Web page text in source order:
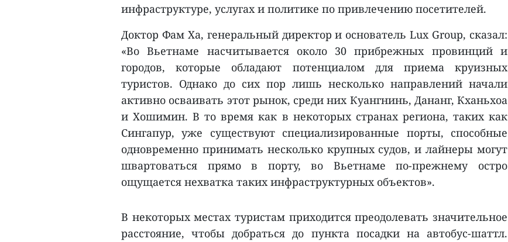
инфраструктуре, услугах и политике по привлечению посетителей.
Доктор Фам Ха, генеральный директор и основатель Lux Group, сказал:
«Во Вьетнаме насчитывается около 30 прибрежных провинций и
городов, которые обладают потенциалом для приема круизных
туристов. Однако до сих пор лишь несколько направлений начали
активно осваивать этот рынок, среди них Куангнинь, Дананг, Кханьхоа
и Хошимин. В то время как в некоторых странах региона, таких как
Сингапур, уже существуют специализированные порты, способные
одновременно принимать несколько крупных судов, и лайнеры могут
швартоваться прямо в порту, во Вьетнаме по-прежнему остро
ощущается нехватка таких инфраструктурных объектов».
В некоторых местах туристам приходится преодолевать значительное
расстояние, чтобы добраться до пункта посадки на автобус-шаттл.